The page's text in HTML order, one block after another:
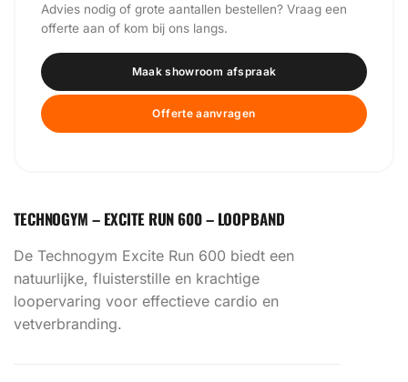
Advies nodig of grote aantallen bestellen? Vraag een
offerte aan of kom bij ons langs.
Maak showroom afspraak
Offerte aanvragen
TECHNOGYM – EXCITE RUN 600 – LOOPBAND
De Technogym Excite Run 600 biedt een
natuurlijke, fluisterstille en krachtige
loopervaring voor effectieve cardio en
vetverbranding.